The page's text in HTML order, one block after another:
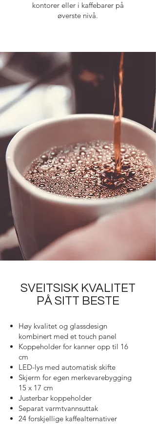
kontorer eller i kaffebarer på
øverste nivå.
SVEITSISK KVALITET
PÅ SITT BESTE
Høy kvalitet og glassdesign
kombinert med et touch panel
Koppeholder for kanner opp til 16
cm
LED-lys med automatisk skifte
Skjerm for egen merkevarebygging
15 x 17 cm
Justerbar koppeholder
Separat varmtvannsuttak
24 forskjellige kaffealternativer